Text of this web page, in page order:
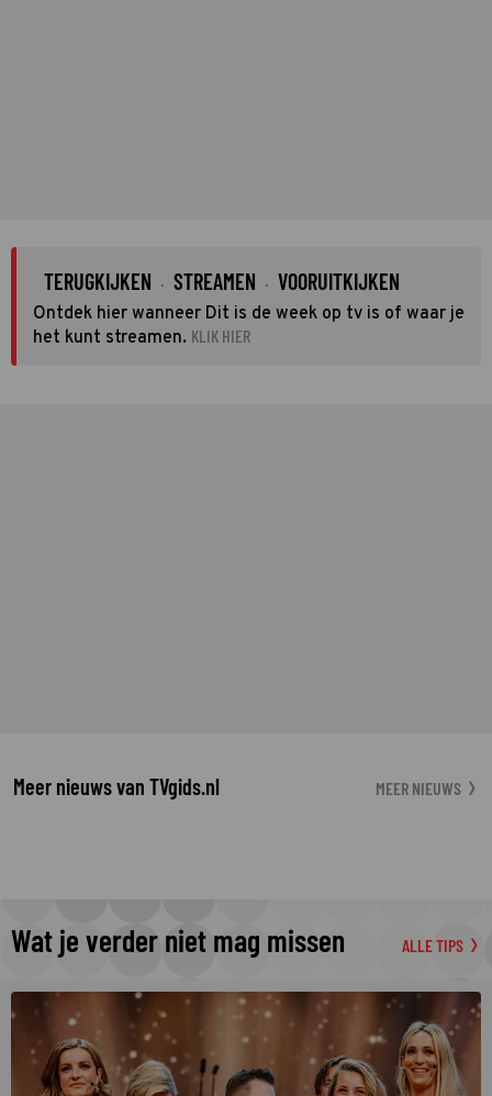
TERUGKIJKEN · STREAMEN · VOORUITKIJKEN
Ontdek hier wanneer Dit is de week op tv is of waar je
het kunt streamen. KLIK HIER
Meer nieuws van TVgids.nl MEER NIEUWS
Wat je verder niet mag missen ALLE TIPS